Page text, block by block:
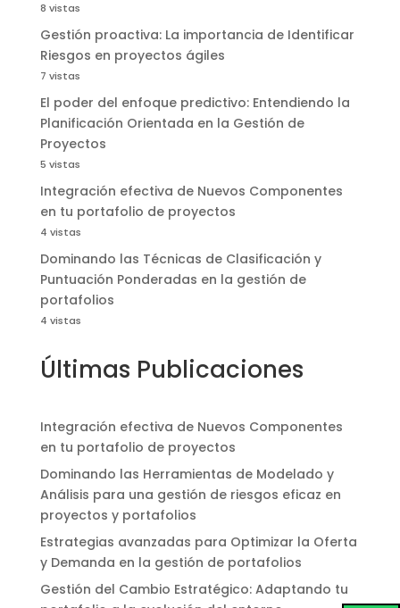
8 vistas
Gestión proactiva: La importancia de Identificar
Riesgos en proyectos ágiles
7 vistas
El poder del enfoque predictivo: Entendiendo la
Planificación Orientada en la Gestión de
Proyectos
5 vistas
Integración efectiva de Nuevos Componentes
en tu portafolio de proyectos
4 vistas
Dominando las Técnicas de Clasificación y
Puntuación Ponderadas en la gestión de
portafolios
4 vistas
Últimas Publicaciones
Integración efectiva de Nuevos Componentes
en tu portafolio de proyectos
Dominando las Herramientas de Modelado y
Análisis para una gestión de riesgos eficaz en
proyectos y portafolios
Estrategias avanzadas para Optimizar la Oferta
y Demanda en la gestión de portafolios
Gestión del Cambio Estratégico: Adaptando tu